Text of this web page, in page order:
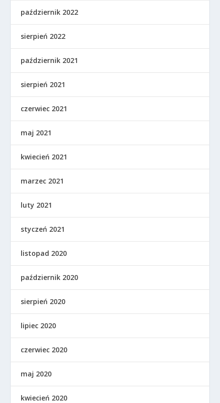
październik 2022
sierpień 2022
październik 2021
sierpień 2021
czerwiec 2021
maj 2021
kwiecień 2021
marzec 2021
luty 2021
styczeń 2021
listopad 2020
październik 2020
sierpień 2020
lipiec 2020
czerwiec 2020
maj 2020
kwiecień 2020